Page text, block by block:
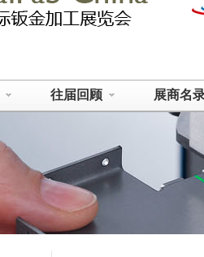
往届回顾 展商名